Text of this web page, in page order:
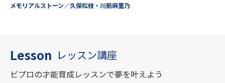
メモリアルストーン／久保松枝・川筋麻里乃
Lesson レッスン講座
ビプロの才能育成レッスンで夢を叶えよう